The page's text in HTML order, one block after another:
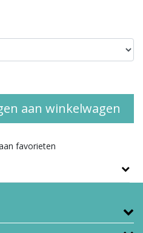
aan winkelwagen
favorieten